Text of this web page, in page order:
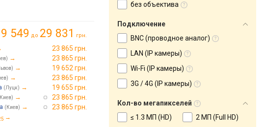
549 до 29 831 грн.
23 865 грн.
→ 23 865 грн.
→ 19 652 грн.
→ 23 865 грн.
(Луцк) → 19 655 грн.
→ 23 865 грн.
(Киев) → 23 865 грн.
→
без объектива
Подключение
BNC (проводное аналог)
LAN (IP камеры)
Wi-Fi (IP камеры)
3G / 4G (IP камеры)
Кол-во мегапикселей
≤ 1.3 МП (HD)
2 МП (Full HD)